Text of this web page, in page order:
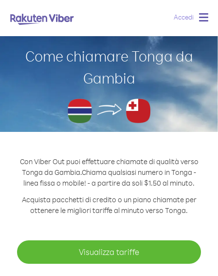
Accedi
Come chiamare Tonga da
Gambia
Con Viber Out puoi effettuare chiamate di qualità verso
Tonga da Gambia.Chiama qualsiasi numero in Tonga -
linea fissa o mobile! - a partire da soli $1.50 al minuto.
Acquista pacchetti di credito o un piano chiamate per
ottenere le migliori tariffe al minuto verso Tonga.
Visualizza tariffe